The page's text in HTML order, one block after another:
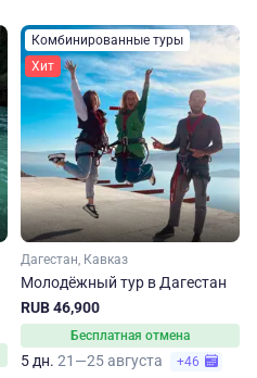
Комбинированные туры
Хит
Дагестан, Кавказ
Молодёжный тур в Дагестан
RUB 46,900
Бесплатная отмена
5 дн. 21—25 августа +46